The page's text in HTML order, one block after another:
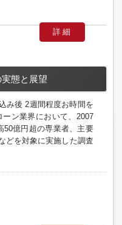
詳細
態と展望
み後 2週間程度お時間を
ン業界において、2007
50億円超の専業者、主要
どを対象に実施した調査